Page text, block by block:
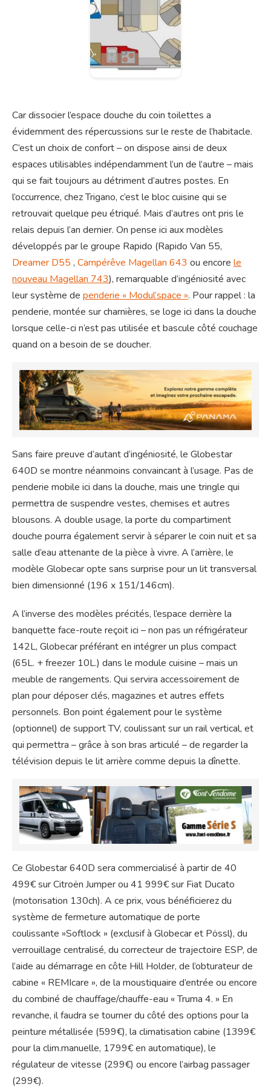
Car dissocier l’espace douche du coin toilettes a
évidemment des répercussions sur le reste de l’habitacle.
C’est un choix de confort – on dispose ainsi de deux
espaces utilisables indépendamment l’un de l’autre – mais
qui se fait toujours au détriment d’autres postes. En
l’occurrence, chez Trigano, c’est le bloc cuisine qui se
retrouvait quelque peu étriqué. Mais d’autres ont pris le
relais depuis l’an dernier. On pense ici aux modèles
développés par le groupe Rapido (Rapido Van 55,
Dreamer D55 , Campérêve Magellan 643 ou encore le
nouveau Magellan 743), remarquable d’ingéniosité avec
leur système de penderie « Modul’space ». Pour rappel : la
penderie, montée sur charnières, se loge ici dans la douche
lorsque celle-ci n’est pas utilisée et bascule côté couchage
quand on a besoin de se doucher.
Sans faire preuve d’autant d’ingéniosité, le Globestar
640D se montre néanmoins convaincant à l’usage. Pas de
penderie mobile ici dans la douche, mais une tringle qui
permettra de suspendre vestes, chemises et autres
blousons. A double usage, la porte du compartiment
douche pourra également servir à séparer le coin nuit et sa
salle d’eau attenante de la pièce à vivre. A l’arrière, le
modèle Globecar opte sans surprise pour un lit transversal
bien dimensionné (196 x 151/146cm).
A l’inverse des modèles précités, l’espace derrière la
banquette face-route reçoit ici – non pas un réfrigérateur
142L, Globecar préférant en intégrer un plus compact
(65L. + freezer 10L.) dans le module cuisine – mais un
meuble de rangements. Qui servira accessoirement de
plan pour déposer clés, magazines et autres effets
personnels. Bon point également pour le système
(optionnel) de support TV, coulissant sur un rail vertical, et
qui permettra – grâce à son bras articulé – de regarder la
télévision depuis le lit arrière comme depuis la dînette.
Ce Globestar 640D sera commercialisé à partir de 40
499€ sur Citroën Jumper ou 41 999€ sur Fiat Ducato
(motorisation 130ch). A ce prix, vous bénéficierez du
système de fermeture automatique de porte
coulissante »Softlock » (exclusif à Globecar et Pössl), du
verrouillage centralisé, du correcteur de trajectoire ESP, de
l’aide au démarrage en côte Hill Holder, de l’obturateur de
cabine « REMIcare », de la moustiquaire d’entrée ou encore
du combiné de chauffage/chauffe-eau « Truma 4. » En
revanche, il faudra se tourner du côté des options pour la
peinture métallisée (599€), la climatisation cabine (1399€
pour la clim.manuelle, 1799€ en automatique), le
régulateur de vitesse (299€) ou encore l’airbag passager
(299€).